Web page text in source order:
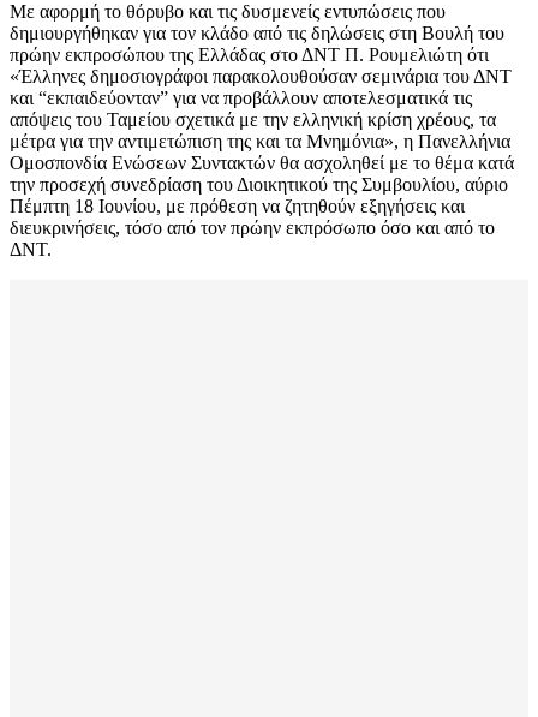
Με αφορμή το θόρυβο και τις δυσμενείς εντυπώσεις που
δημιουργήθηκαν για τον κλάδο από τις δηλώσεις στη Βουλή του
πρώην εκπροσώπου της Ελλάδας στο ΔΝΤ Π. Ρουμελιώτη ότι
«Έλληνες δημοσιογράφοι παρακολουθούσαν σεμινάρια του ΔΝΤ
και “εκπαιδεύονταν” για να προβάλλουν αποτελεσματικά τις
απόψεις του Ταμείου σχετικά με την ελληνική κρίση χρέους, τα
μέτρα για την αντιμετώπιση της και τα Μνημόνια», η Πανελλήνια
Ομοσπονδία Ενώσεων Συντακτών θα ασχοληθεί με το θέμα κατά
την προσεχή συνεδρίαση του Διοικητικού της Συμβουλίου, αύριο
Πέμπτη 18 Ιουνίου, με πρόθεση να ζητηθούν εξηγήσεις και
διευκρινήσεις, τόσο από τον πρώην εκπρόσωπο όσο και από το
ΔΝΤ.